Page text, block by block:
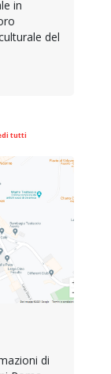
in
del
tutti
di